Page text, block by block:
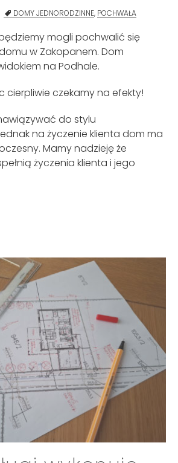
DOMY JEDNORODZINNE, POCHWAŁA
mogli pochwalić się
w Zakopanem. Dom
na Podhale.
cierpliwie czekamy na efekty!
do stylu
na życzenie klienta dom ma
Mamy nadzieję że
życzenia klienta i jego